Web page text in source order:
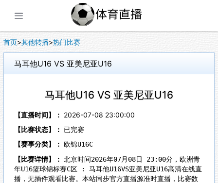
首页>其他转播>热门比赛
马耳他U16 VS 亚美尼亚U16
马耳他U16 VS 亚美尼亚U16
【直播时间】： 2026-07-08 23:00:00
【比赛状态】：
已完赛
【赛事分类】： 欧锦U16C
【比赛详情】： 北京时间2026年07月08日 23:00分，欧洲青
年U16篮球锦标赛C区 : 马耳他U16VS亚美尼亚U16高清在线直
播，无插件观看比赛。本站同步官方直播源准时直播，比赛数